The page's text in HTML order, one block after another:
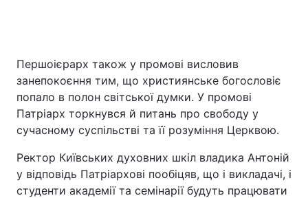
Першоієрарх також у промові висловив
занепокоєння тим, що християнське богословіє
попало в полон світської думки. У промові
Патріарх торкнувся й питань про свободу у
сучасному суспільстві та її розуміння Церквою.
Ректор Київських духовних шкіл владика Антоній
у відповідь Патріархові пообіцяв, що і викладачі, і
студенти академії та семінарії будуть працювати